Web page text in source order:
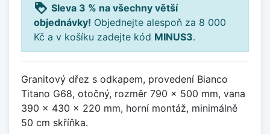
loyalty Sleva 3 % na všechny větší
objednávky! Objednejte alespoň za 8 000
Kč a v košíku zadejte kód MINUS3.
Granitový dřez s odkapem, provedení Bianco
Titano G68, otočný, rozměr 790 x 500 mm, vana
390 x 430 x 220 mm, horní montáž, minimálně
50 cm skříňka.